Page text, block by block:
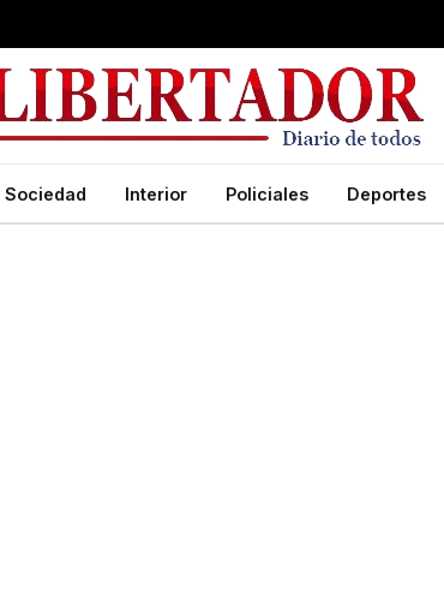
Sociedad Interior Policiales Deportes